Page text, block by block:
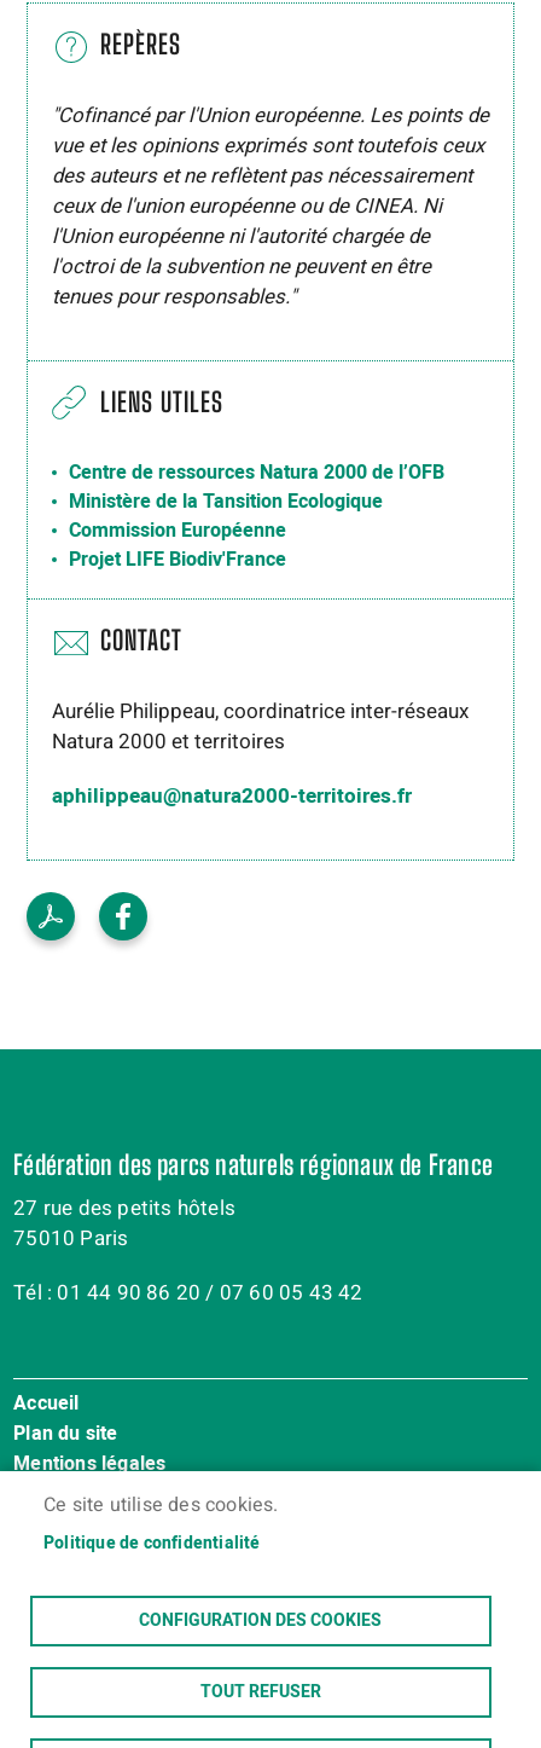
REPÈRES
"Cofinancé par l'Union européenne. Les points de
vue et les opinions exprimés sont toutefois ceux
des auteurs et ne reflètent pas nécessairement
ceux de l'union européenne ou de CINEA. Ni
l'Union européenne ni l'autorité chargée de
l'octroi de la subvention ne peuvent en être
tenues pour responsables."
LIENS UTILES
Centre de ressources Natura 2000 de l’OFB
Ministère de la Tansition Ecologique
Commission Européenne
Projet LIFE Biodiv'France
CONTACT
Aurélie Philippeau, coordinatrice inter-réseaux
Natura 2000 et territoires
aphilippeau@natura2000-territoires.fr
Ce site utilise des cookies.
Politique de confidentialité
CONFIGURATION DES COOKIES
TOUT REFUSER
Fédération des parcs naturels régionaux de France
27 rue des petits hôtels
75010 Paris
Tél : 01 44 90 86 20 / 07 60 05 43 42
Menu
Pied
de
page
Accueil
Plan du site
Mentions légales
Accessibilité : Non conforme
Contact